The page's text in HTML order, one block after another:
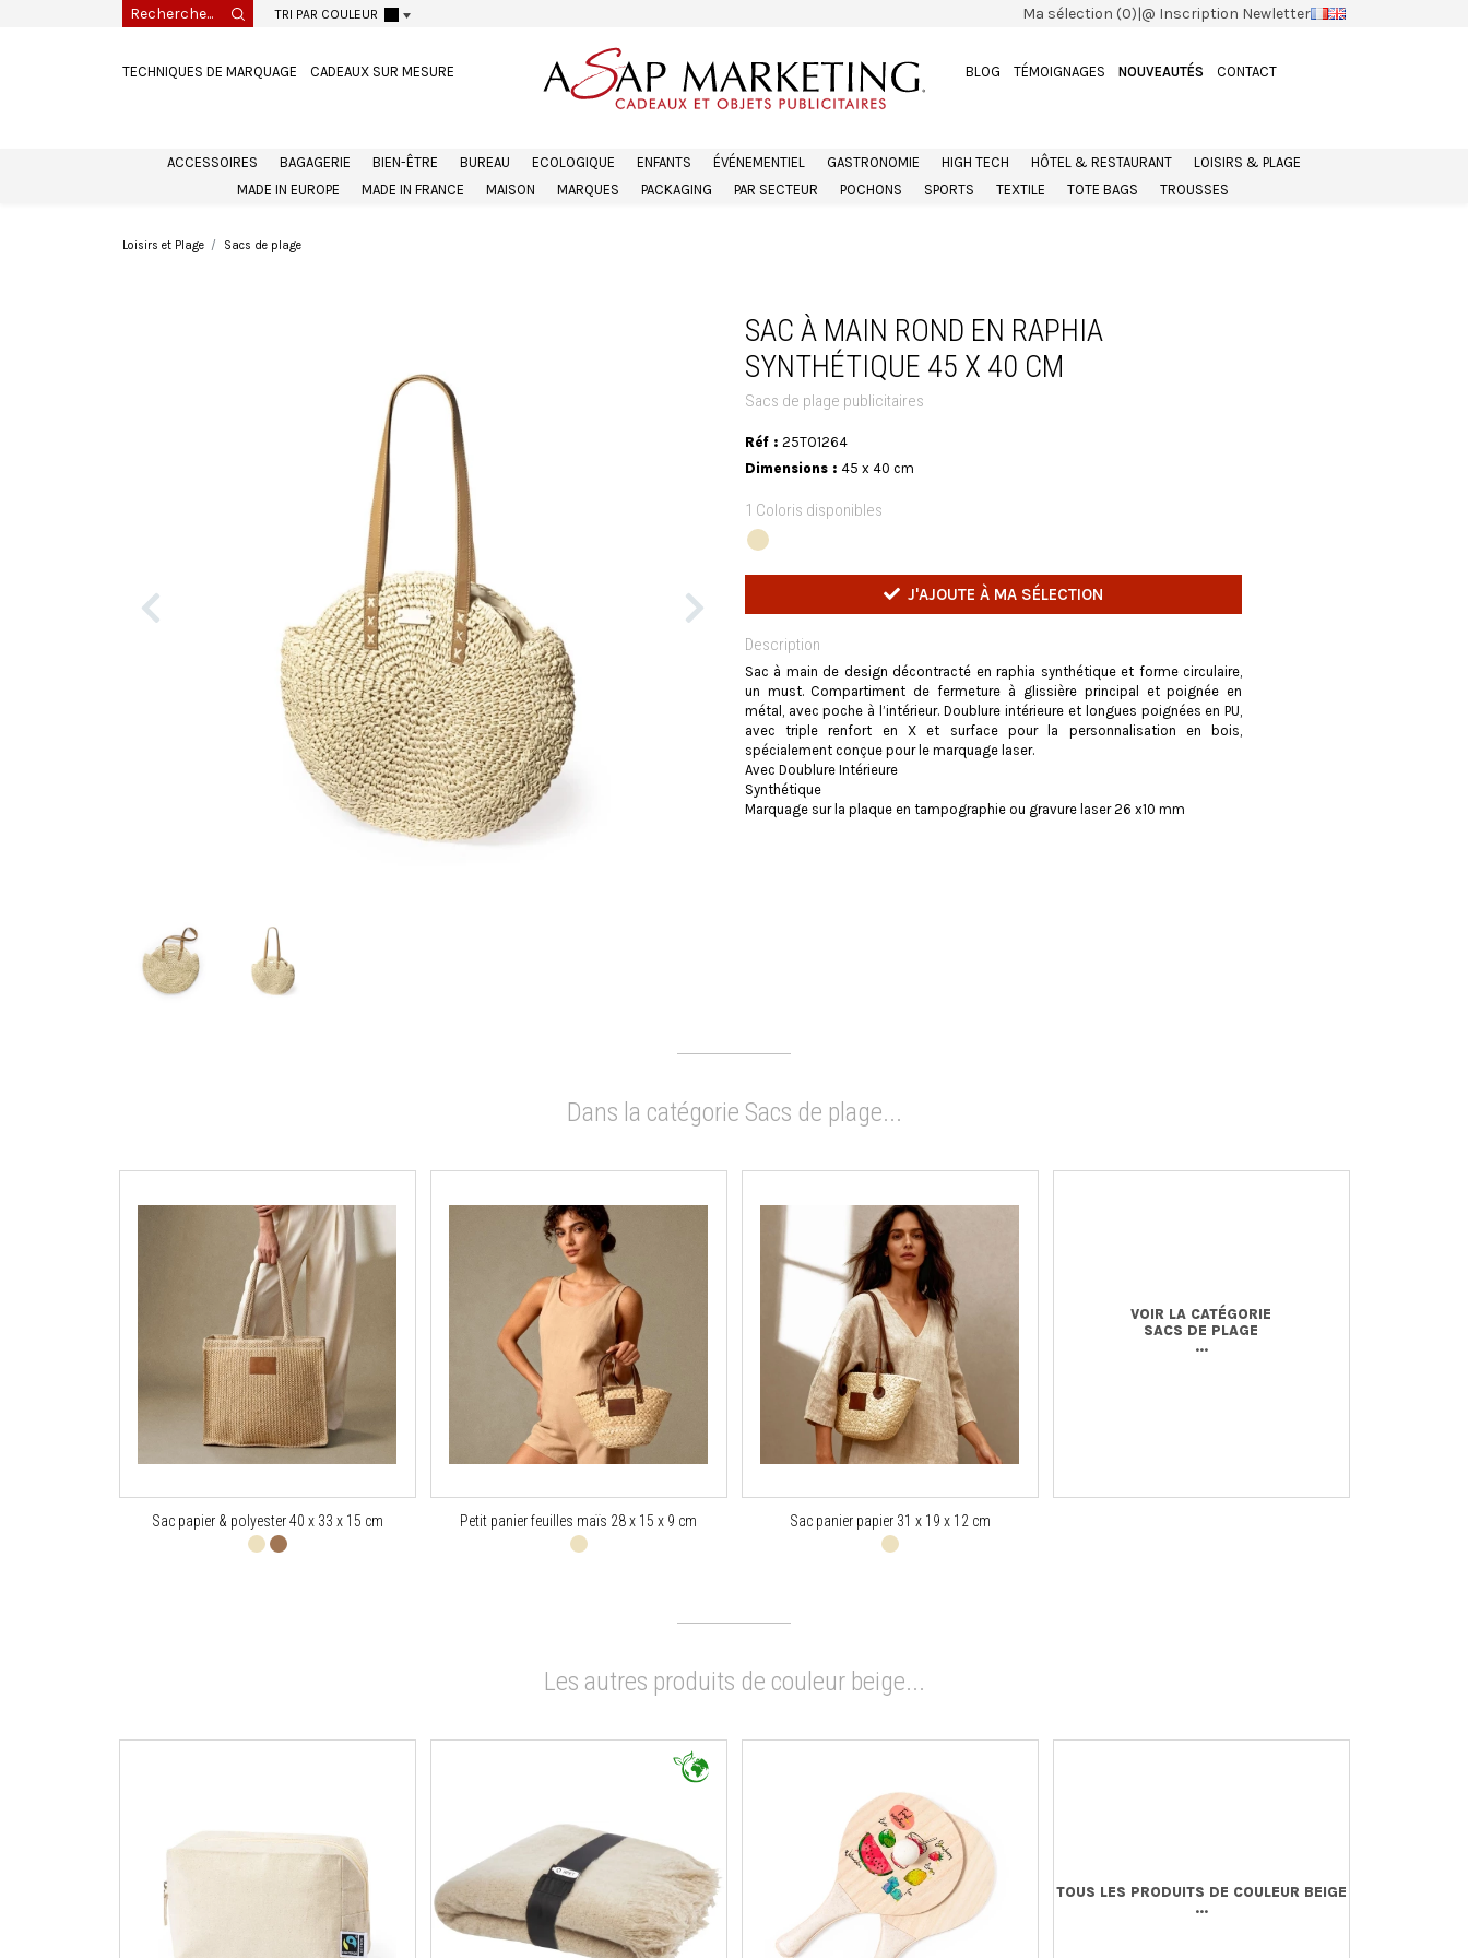
TRI PAR COULEUR Ma sélection (0)|@ Inscription Newletter
TECHNIQUES DE MARQUAGE CADEAUX SUR MESURE BLOG TÉMOIGNAGES NOUVEAUTÉS CONTACT
ACCESSOIRES BAGAGERIE BIEN-ÊTRE BUREAU ECOLOGIQUE ENFANTS ÉVÉNEMENTIEL GASTRONOMIE HIGH TECH HÔTEL & RESTAURANT
LOISIRS & PLAGE
MADE IN EUROPE
MADE IN FRANCE MAISON MARQUES PACKAGING PAR SECTEUR POCHONS SPORTS TEXTILE TOTE BAGS TROUSSES
Loisirs et Plage Sacs de plage
SAC À MAIN ROND EN RAPHIA
SYNTHÉTIQUE 45 X 40 CM
Sacs de plage publicitaires
Réf : 25TO1264
Dimensions : 45 x 40 cm
1 Coloris disponibles
J'AJOUTE À MA SÉLECTION
Description
Sac à main de design décontracté en raphia synthétique et forme circulaire,
un must. Compartiment de fermeture à glissière principal et poignée en
métal, avec poche à l’intérieur. Doublure intérieure et longues poignées en PU,
avec triple renfort en X et surface pour la personnalisation en bois,
spécialement conçue pour le marquage laser.
Avec Doublure Intérieure
Synthétique
Marquage sur la plaque en tampographie ou gravure laser 26 x10 mm
Dans la catégorie Sacs de plage...
Sac papier & polyester 40 x 33 x 15 cm Petit panier feuilles maïs 28 x 15 x 9 cm Sac panier papier 31 x 19 x 12 cm
VOIR LA CATÉGORIE
SACS DE PLAGE
...
Les autres produits de couleur beige...
TOUS LES PRODUITS DE COULEUR BEIGE
...